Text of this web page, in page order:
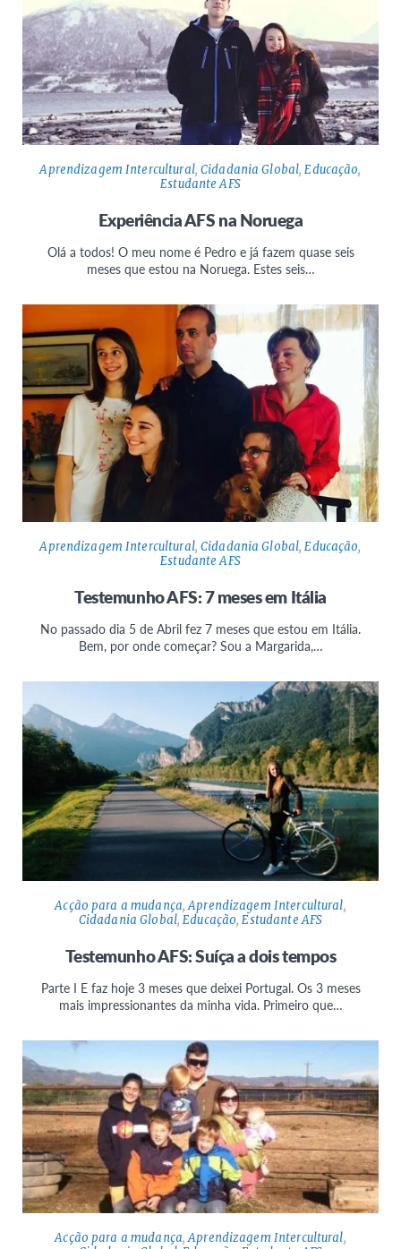
Aprendizagem Intercultural,Cidadania Global,Educação,
Estudante AFS
Experiência AFS na Noruega
Olá a todos! O meu nome é Pedro e já fazem quase seis
meses que estou na Noruega. Estes seis…
Aprendizagem Intercultural,Cidadania Global,Educação,
Estudante AFS
Testemunho AFS: 7 meses em Itália
No passado dia 5 de Abril fez 7 meses que estou em Itália.
Bem, por onde começar? Sou a Margarida,…
Acção para a mudança,Aprendizagem Intercultural,
Cidadania Global,Educação,Estudante AFS
Testemunho AFS: Suíça a dois tempos
Parte I E faz hoje 3 meses que deixei Portugal. Os 3 meses
mais impressionantes da minha vida. Primeiro que…
Acção para a mudança,Aprendizagem Intercultural,